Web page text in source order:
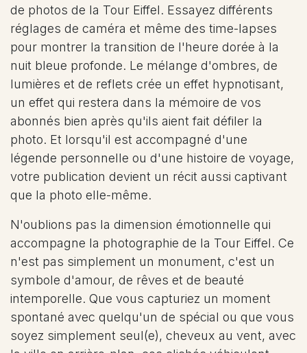
de photos de la Tour Eiffel. Essayez différents
réglages de caméra et même des time-lapses
pour montrer la transition de l'heure dorée à la
nuit bleue profonde. Le mélange d'ombres, de
lumières et de reflets crée un effet hypnotisant,
un effet qui restera dans la mémoire de vos
abonnés bien après qu'ils aient fait défiler la
photo. Et lorsqu'il est accompagné d'une
légende personnelle ou d'une histoire de voyage,
votre publication devient un récit aussi captivant
que la photo elle-même.
N'oublions pas la dimension émotionnelle qui
accompagne la photographie de la Tour Eiffel. Ce
n'est pas simplement un monument, c'est un
symbole d'amour, de rêves et de beauté
intemporelle. Que vous capturiez un moment
spontané avec quelqu'un de spécial ou que vous
soyez simplement seul(e), cheveux au vent, avec